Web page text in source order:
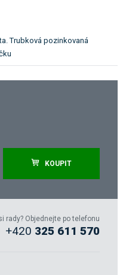
Trubková pozinkovaná
KOUPIT
rady? Objednejte po telefonu
+420 325 611 570